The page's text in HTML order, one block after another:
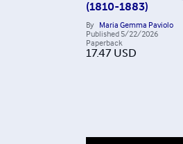
(1810-1883)
By Maria Gemma Paviolo
Published 5/22/2026
Paperback
17.47 USD